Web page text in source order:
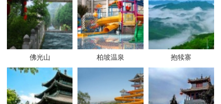
佛光山 柏坡温泉 抱犊寨